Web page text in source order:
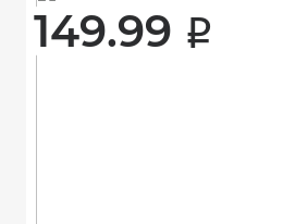
149.99 i